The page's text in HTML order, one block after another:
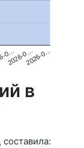
0…
2026-0…2026-0…
в